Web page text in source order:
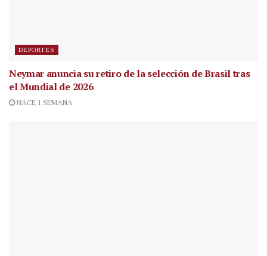
DEPORTES
Neymar anuncia su retiro de la selección de Brasil tras
el Mundial de 2026
HACE 1 SEMANA